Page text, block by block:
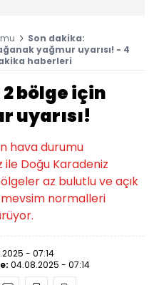
Son dakika:
yağmur uyarısı! - 4
haberleri
bölge için
uyarısı!
hava durumu
Doğu Karadeniz
az bulutlu ve açık
mevsim normalleri
- 07:14
04.08.2025 - 07:14